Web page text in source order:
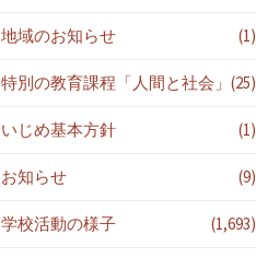
地域のお知らせ (1)
特別の教育課程「人間と社会」 (25)
いじめ基本方針 (1)
お知らせ (9)
学校活動の様子 (1,693)